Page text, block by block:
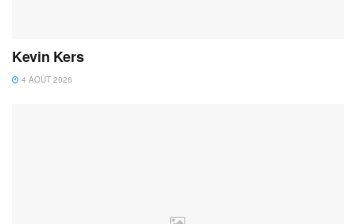
Kevin Kers
4 AOÛT 2026